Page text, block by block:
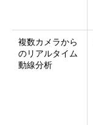
複数カメラから
のリアルタイム
動線分析